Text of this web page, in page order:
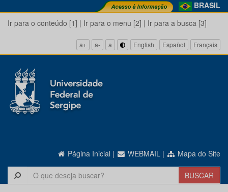
BRASIL
Ir para o conteúdo [1] | Ir para o menu [2] | Ir para a busca [3]
a+ a- a English Español Français
Página Inicial | WEBMAIL | Mapa do Site